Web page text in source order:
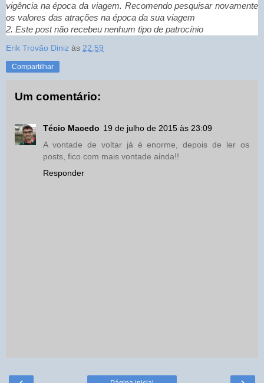
vigência na época da viagem. Recomendo pesquisar novamente
os valores das atrações na época da sua viagem
2. Este post não recebeu nenhum tipo de patrocínio
Erik Trovão Diniz às 22:59
Compartilhar
Um comentário:
Técio Macedo 19 de julho de 2015 às 23:09
A vontade de voltar já é enorme, depois de ler os
posts, fico com mais vontade ainda!!
Responder